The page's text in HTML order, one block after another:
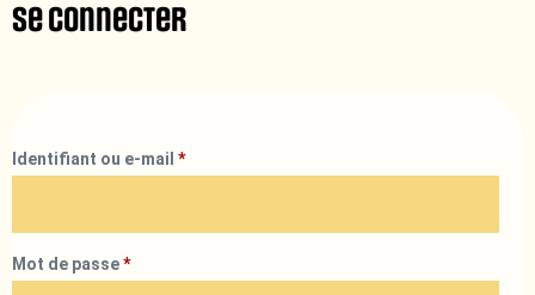
Se connecter
Identifiant ou e-mail *
Mot de passe*